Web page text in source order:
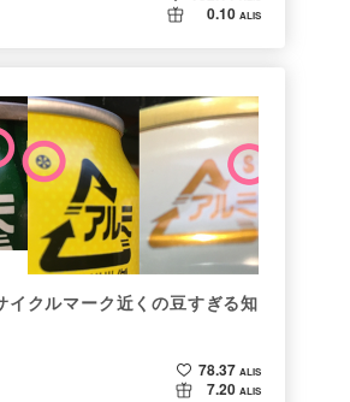
0.10 ALIS
イクルマーク近くの豆すぎる知
78.37 ALIS
7.20 ALIS